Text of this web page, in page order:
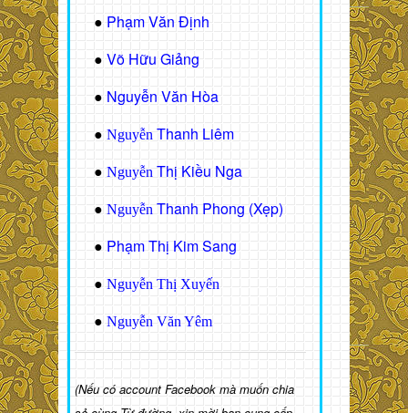
● Phạm Văn Định
● Võ Hữu Giảng
● Nguyễn Văn Hòa
● Nguyễn Thanh Liêm
● Nguyễn Thị Kiều Nga
● Nguyễn Thanh Phong (Xẹp)
● Phạm Thị Kim Sang
● Nguyễn Thị Xuyến
● Nguyễn Văn Yêm
(Nếu có account Facebook mà muốn chia